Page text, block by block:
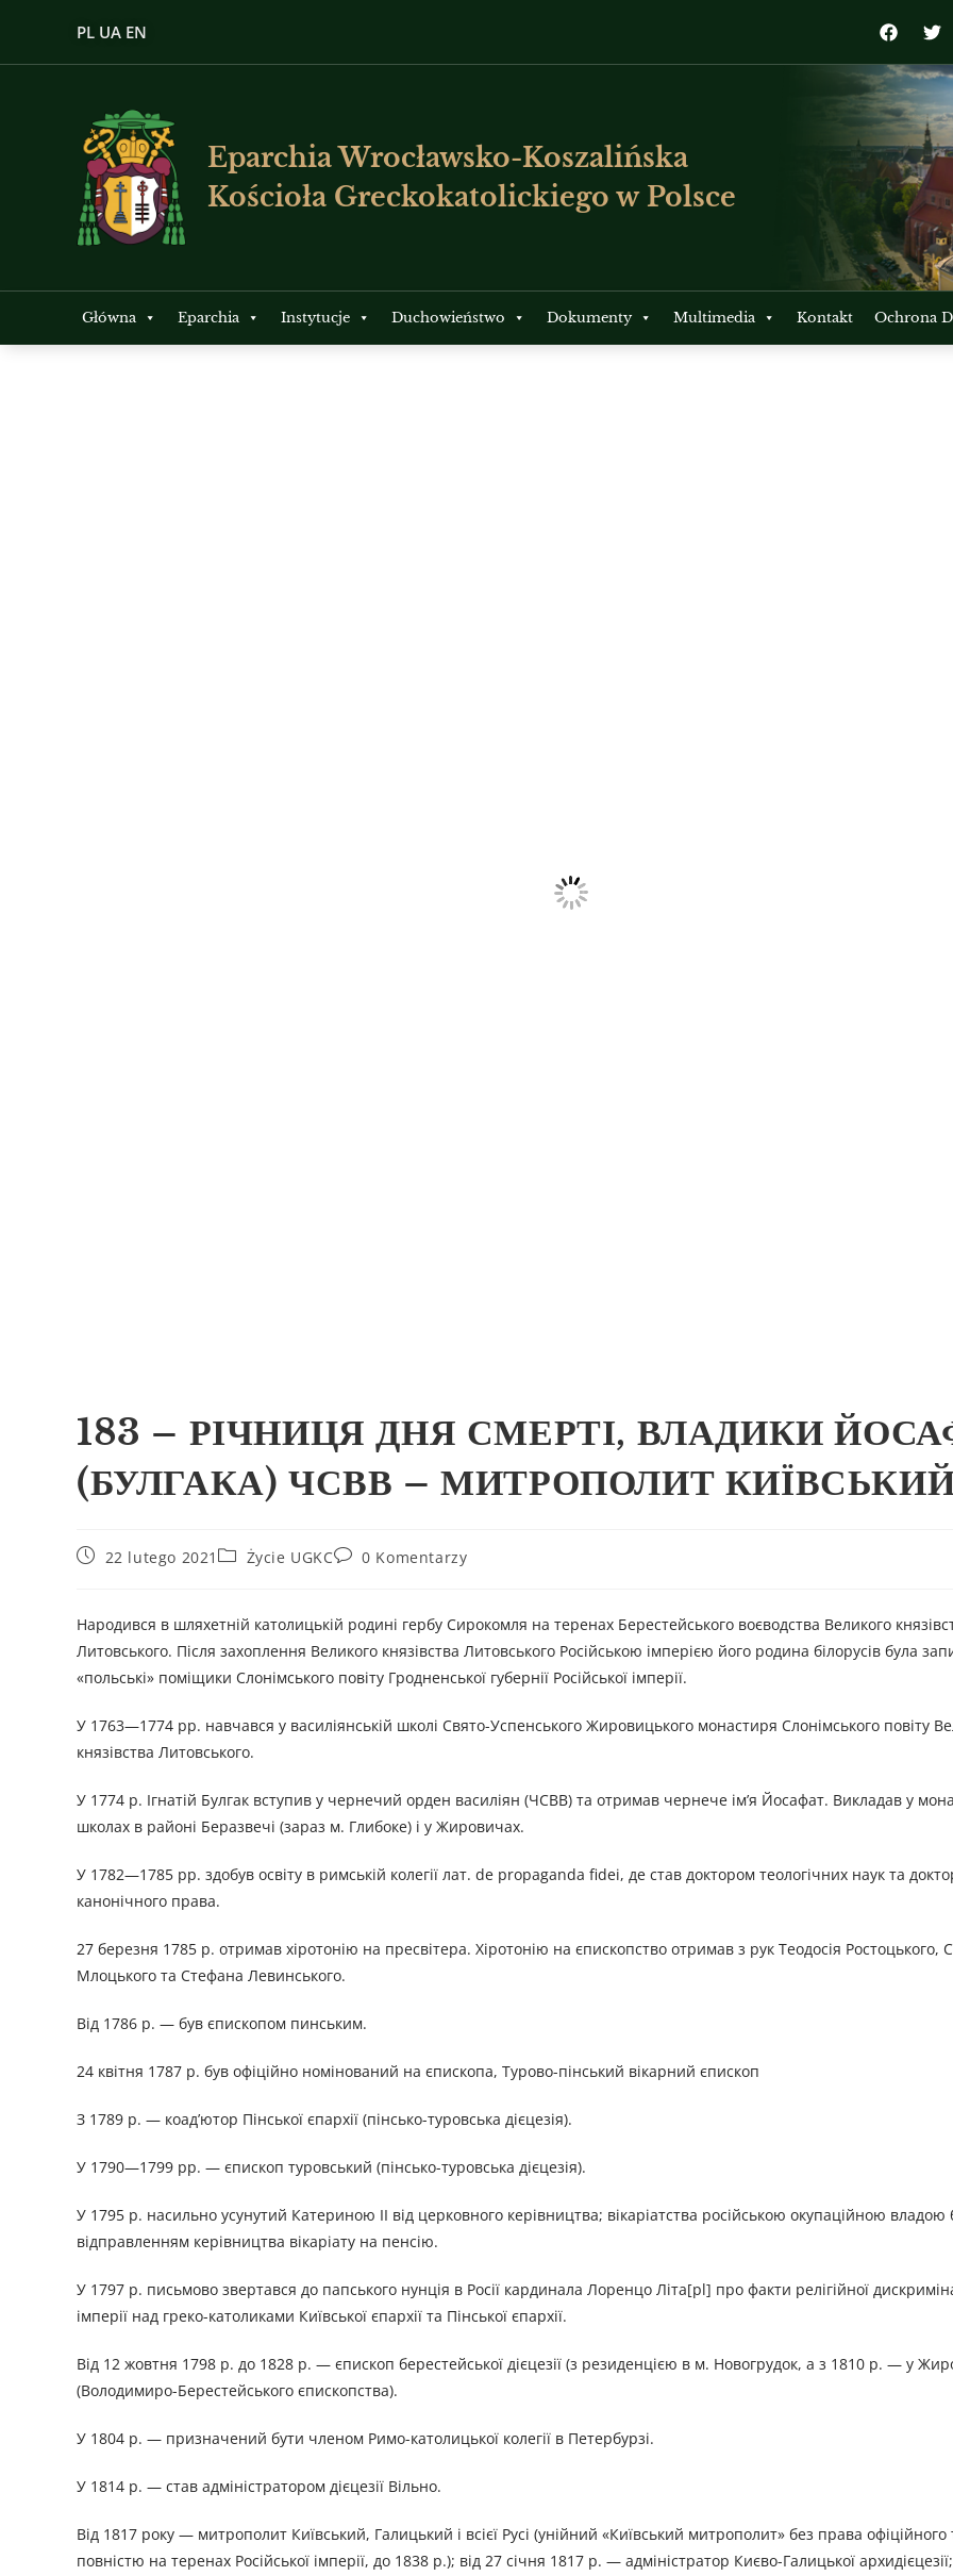
PL UA EN
Eparchia Wrocławsko-Koszalińska
Kościoła Greckokatolickiego w Polsce
Główna Eparchia Instytucje Duchowieństwo Dokumenty Multimedia Kontakt Ochrona
183 – РІЧНИЦЯ ДНЯ СМЕРТІ, ВЛАДИКИ
(БУЛГАКА) ЧСВВ – МИТРОПОЛИТ
22 lutego 2021 Życie UGKC 0 Komentarzy
Народився в шляхетній католицькій родині гербу Сирокомля на теренах Берестейського воєводства Великого
Литовського. Після захоплення Великого князівства Литовського Російською імперією його родина білорусів була
«польські» поміщики Слонімського повіту Гродненської губернії Російської імперії.
У 1763—1774 рр. навчався у василіянській школі Свято-Успенського Жировицького монастиря Слонімського повіту
князівства Литовського.
У 1774 р. Ігнатій Булгак вступив у чернечий орден василіян (ЧСВВ) та отримав чернече ім’я Йосафат. Викладав у
школах в районі Беразвечі (зараз м. Глибоке) і у Жировичах.
У 1782—1785 рр. здобув освіту в римській колегії лат. de propaganda fidei, де став доктором теологічних наук та
канонічного права.
27 березня 1785 р. отримав хіротонію на пресвітера. Хіротонію на єпископство отримав з рук Теодосія Ростоцького,
Млоцького та Стефана Левинського.
Від 1786 р. — був єпископом пинським.
24 квітня 1787 р. був офіційно номінований на єпископа, Турово-пінський вікарний єпископ
З 1789 р. — коад’ютор Пінської єпархії (пінсько-туровська дієцезія).
У 1790—1799 рр. — єпископ туровський (пінсько-туровська дієцезія).
У 1795 р. насильно усунутий Катериною II від церковного керівництва; вікаріатства російською окупаційною владою
відправленням керівництва вікаріату на пенсію.
У 1797 р. письмово звертався до папського нунція в Росії кардинала Лоренцо Літа[pl] про факти релігійної
імперії над греко-католиками Київської єпархії та Пінської єпархії.
Від 12 жовтня 1798 р. до 1828 р. — єпископ берестейської дієцезії (з резиденцією в м. Новогрудок, а з 1810 р. — у
(Володимиро-Берестейського єпископства).
У 1804 р. — призначений бути членом Римо-католицької колегії в Петербурзі.
У 1814 р. — став адміністратором дієцезії Вільно.
Від 1817 року — митрополит Київський, Галицький і всієї Русі (унійний «Київський митрополит» без права офіційного
повністю на теренах Російської імперії, до 1838 р.); від 27 січня 1817 р. — адміністратор Києво-Галицької